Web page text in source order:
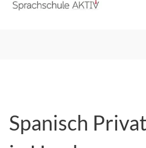
Spanisch